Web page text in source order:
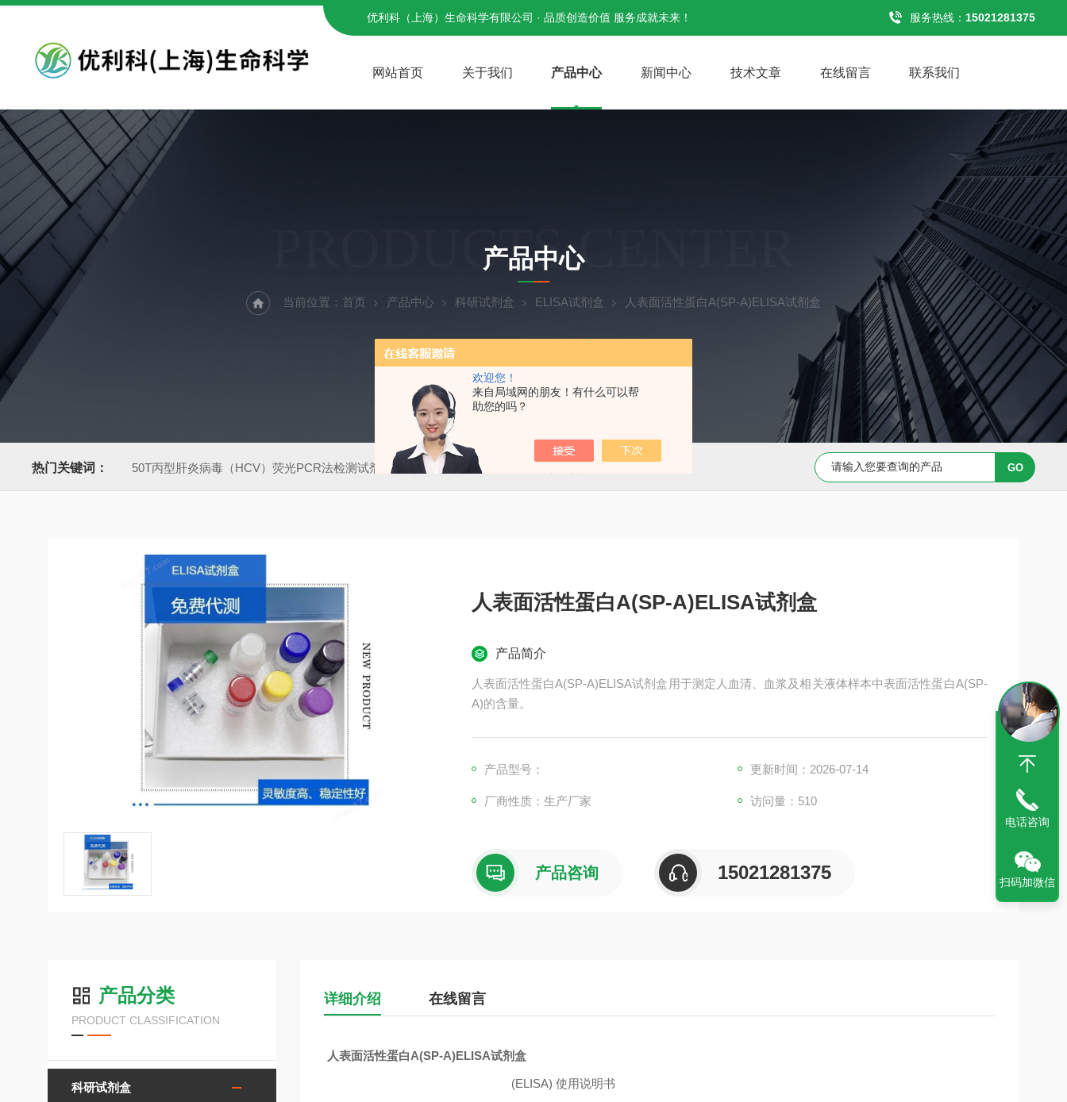
欢迎您！
来自局域网的朋友！有什么可以帮
助您的吗？
优利科（上海）生命科学有限公司 · 品质创造价值 服务成就未来！ 服务热线： 15021281375
网站首页 关于我们 产品中心 新闻中心 技术文章 在线留言 联系我们
PRODUCTS CENTER
产品中心
当前位置： 首页 产品中心 科研试剂盒 ELISA试剂盒 人表面活性蛋白A(SP-A)ELISA试剂盒
热门关键词： 50T丙型肝炎病毒（HCV）荧光PCR法检测试剂盒 50T肠道病毒通用型（EV）荧光PCR法检测试剂盒 Capan-1 细胞专用培养基 Caov-3 细胞专用培养基
人表面活性蛋白A(SP-A)ELISA试剂盒
产品简介
人表面活性蛋白A(SP-A)ELISA试剂盒用于测定人血清、血浆及相关液体样本中表面活性蛋白A(SP-
A)的含量。
产品型号： 更新时间：2026-07-14
厂商性质：生产厂家 访问量：510
产品咨询 15021281375
产品分类
PRODUCT CLASSIFICATION
科研试剂盒
详细介绍 在线留言
人表面活性蛋白A(SP-A)ELISA试剂盒
(ELISA) 使用说明书
电话咨询
扫码加微信